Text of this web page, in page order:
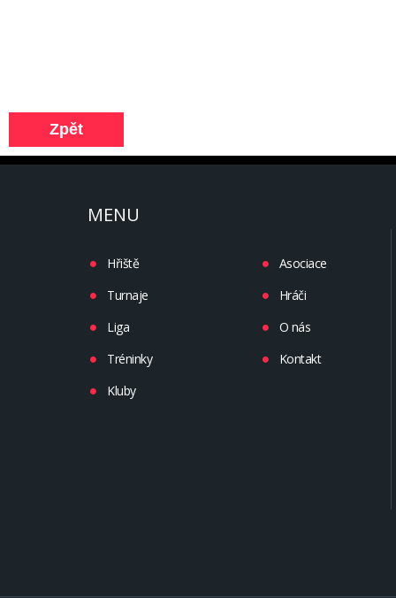
MENU
Hřiště
Turnaje
Liga
Tréninky
Kluby
Asociace
Hráči
O nás
Kontakt